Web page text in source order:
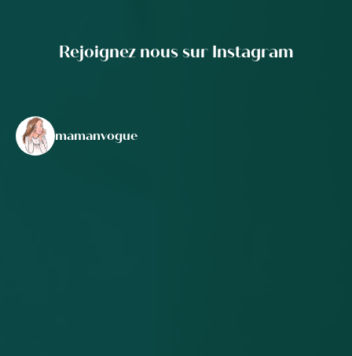
Rejoignez nous sur Instagram
mamanvogue